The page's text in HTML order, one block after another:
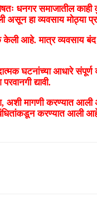
धनगर समाजातील
असून हा व्यवसाय मोठ्या
केली आहे. मात्र
घटनांच्या आधारे संपूर्ण
द्यावी.
अशी मागणी करण्यात
करण्यात आली